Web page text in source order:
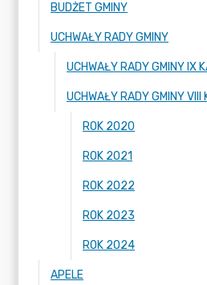
BUDŻET GMINY
UCHWAŁY RADY GMINY
ROK 2020
ROK 2021
ROK 2022
ROK 2023
ROK 2024
APELE